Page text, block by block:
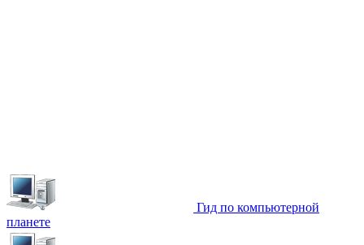
Гид по компьютерной
планете